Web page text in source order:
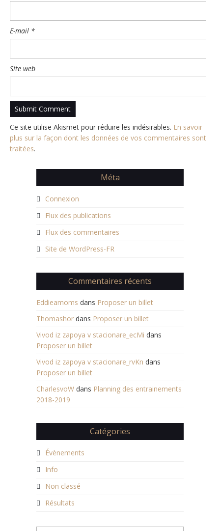
E-mail *
Site web
Ce site utilise Akismet pour réduire les indésirables. En savoir
plus sur la façon dont les données de vos commentaires sont
traitées.
Méta
Connexion
Flux des publications
Flux des commentaires
Site de WordPress-FR
Commentaires récents
Eddieamoms dans Proposer un billet
Thomashor dans Proposer un billet
Vivod iz zapoya v stacionare_ecMi dans
Proposer un billet
Vivod iz zapoya v stacionare_rvKn dans
Proposer un billet
CharlesvoW dans Planning des entrainements
2018-2019
Catégories
Évènements
Info
Non classé
Résultats